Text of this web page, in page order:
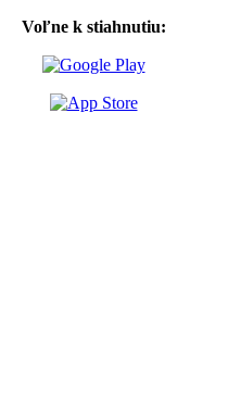
Voľne k stiahnutiu: